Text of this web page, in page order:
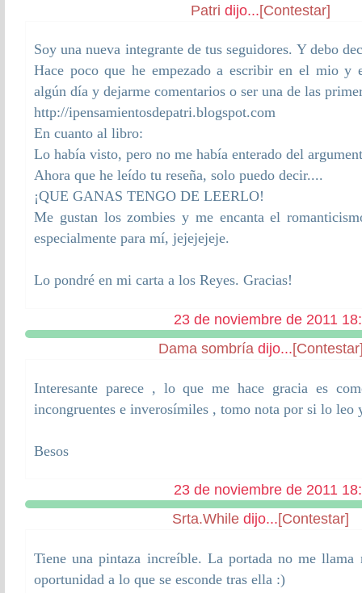
Patri dijo...[Contestar]
Soy una nueva integrante de tus seguidores. Y debo
Hace poco que he empezado a escribir en el mio y
algún día y dejarme comentarios o ser una de las
http://ipensamientosdepatri.blogspot.com
En cuanto al libro:
Lo había visto, pero no me había enterado del
Ahora que he leído tu reseña, solo puedo decir....
¡QUE GANAS TENGO DE LEERLO!
Me gustan los zombies y me encanta el
especialmente para mí, jejejejeje.
Lo pondré en mi carta a los Reyes. Gracias!
23 de noviembre de 2011
Dama sombríadijo...
Interesante parece , lo que me hace gracia es
incongruentes e inverosímiles , tomo nota por si lo leo
Besos
23 de noviembre de 2011
Srta.While dijo...[Contestar]
Tiene una pintaza increíble. La portada no me llama
oportunidad a lo que se esconde tras ella :)